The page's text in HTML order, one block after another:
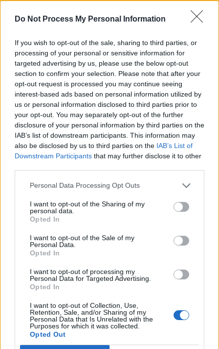
Do Not Process My Personal Information
If you wish to opt-out of the sale, sharing to third parties, or
processing of your personal or sensitive information for
targeted advertising by us, please use the below opt-out
section to confirm your selection. Please note that after your
opt-out request is processed you may continue seeing
interest-based ads based on personal information utilized by
us or personal information disclosed to third parties prior to
your opt-out. You may separately opt-out of the further
disclosure of your personal information by third parties on the
IAB’s list of downstream participants. This information may
also be disclosed by us to third parties on the IAB’s List of
Downstream Participants that may further disclose it to other
Personal Data Processing Opt Outs
I want to opt-out of the Sharing of my
personal data.
Opted In
I want to opt-out of the Sale of my
Personal Data.
Opted In
I want to opt-out of processing my
Personal Data for Targeted Advertising.
Opted In
I want to opt-out of Collection, Use,
Retention, Sale, and/or Sharing of my
Personal Data that Is Unrelated with the
Purposes for which it was collected.
Opted Out
SENS
SOS (Șoșoacă)
POT (Gavrilă)
PACE (Peia)
Acțiunea Conservatoare (Târziu)
PDF (Lazarus)
PUSL (D. Voiculescu)
PNȚCD (Pavelescu)
PNCR (Terheș)
Partidul Patrioților (Surugiu)
FAR (Coarnă)
România pe Primul Loc (Ponta)
Altul
Arată rezultatele